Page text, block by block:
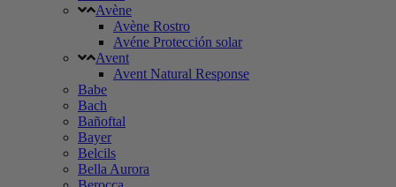
Avène
Avène Rostro
Avéne Protección solar
Avent
Avent Natural Response
Babe
Bach
Bañoftal
Bayer
Belcils
Bella Aurora